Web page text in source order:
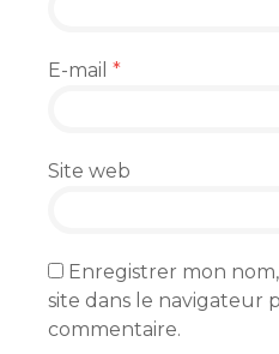
E-mail *
Site web
Enregistrer mon
site dans le navigateur
commentaire.